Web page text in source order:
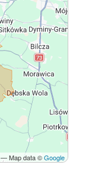
— Map data ©Google